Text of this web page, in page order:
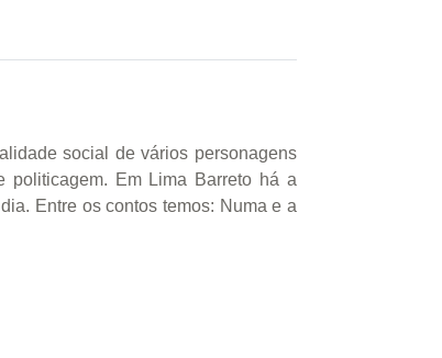
social de vários personagens
politicagem. Em Lima Barreto há a
Entre os contos temos: Numa e a